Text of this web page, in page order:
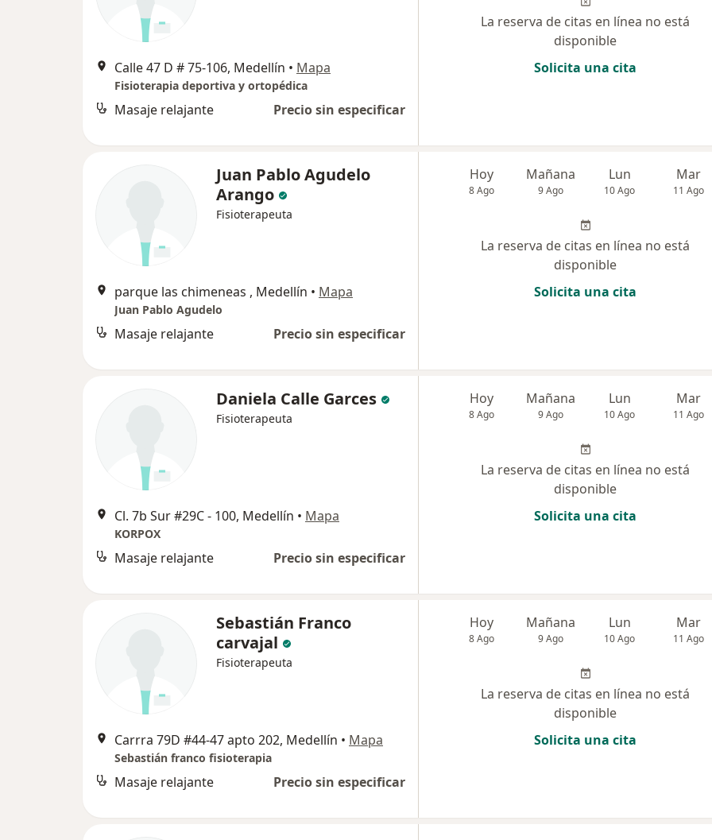
Calle 47 D # 75-106, Medellín • Mapa
Fisioterapia deportiva y ortopédica
Masaje relajante Precio sin especificar
La reserva de citas en línea no está
disponible
Solicita una cita
Juan Pablo Agudelo
Arango
Fisioterapeuta
parque las chimeneas , Medellín • Mapa
Juan Pablo Agudelo
Masaje relajante Precio sin especificar
Hoy
8 Ago
Mañana
9 Ago
Lun
10 Ago
Mar
11 Ago
La reserva de citas en línea no está
disponible
Solicita una cita
Daniela Calle Garces
Fisioterapeuta
Cl. 7b Sur #29C - 100, Medellín • Mapa
KORPOX
Masaje relajante Precio sin especificar
Hoy
8 Ago
Mañana
9 Ago
Lun
10 Ago
Mar
11 Ago
La reserva de citas en línea no está
disponible
Solicita una cita
Sebastián Franco
carvajal
Fisioterapeuta
Carrra 79D #44-47 apto 202, Medellín • Mapa
Sebastián franco fisioterapia
Masaje relajante Precio sin especificar
Hoy
8 Ago
Mañana
9 Ago
Lun
10 Ago
Mar
11 Ago
La reserva de citas en línea no está
disponible
Solicita una cita